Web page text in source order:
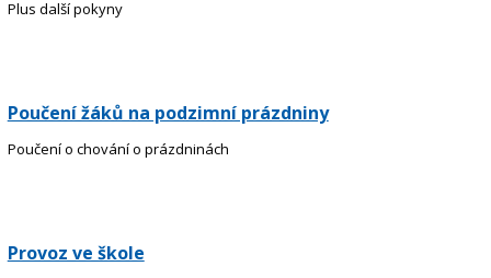
Plus další pokyny
Poučení žáků na podzimní prázdniny
Poučení o chování o prázdninách
Provoz ve škole